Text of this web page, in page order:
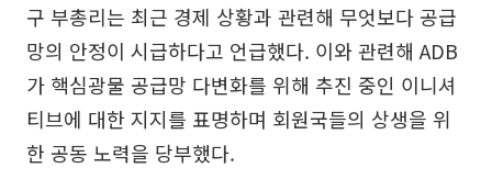
구 부총리는 최근 경제 상황과 관련해 무엇보다 공급
망의 안정이 시급하다고 언급했다. 이와 관련해 ADB
가 핵심광물 공급망 다변화를 위해 추진 중인 이니셔
티브에 대한 지지를 표명하며 회원국들의 상생을 위
한 공동 노력을 당부했다.